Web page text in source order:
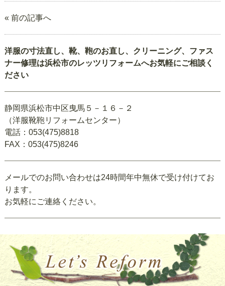
« 前の記事へ
洋服の寸法直し、靴、鞄のお直し、クリーニング、ファス
ナー修理は浜松市のレッツリフォームへお気軽にご相談く
ださい
静岡県浜松市中区曳馬５－１６－２
（洋服靴鞄リフォームセンター）
電話：053(475)8818
FAX：053(475)8246
メールでのお問い合わせは24時間年中無休で受け付けてお
ります。
お気軽にご連絡ください。